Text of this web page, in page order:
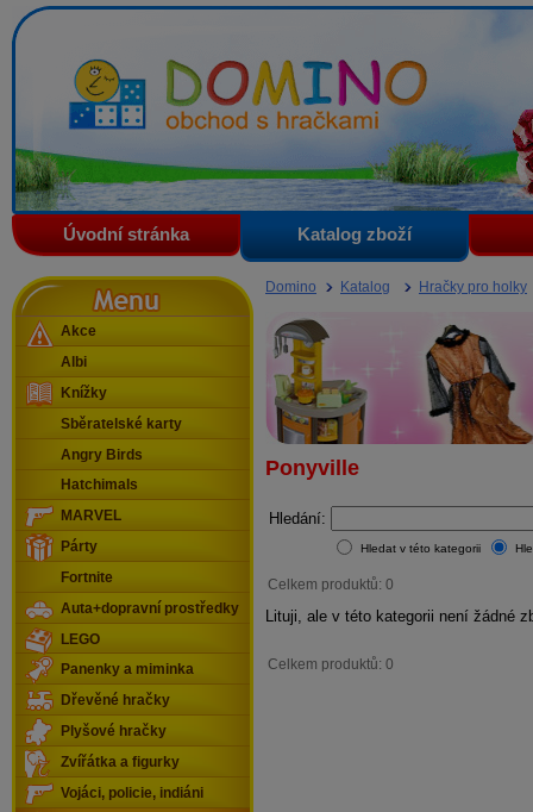
Domino - obchod s hračkami
Úvodní stránka Katalog zboží
Domino Katalog Hračky pro holky
Ponyville
Hledání:
Hledat v této kategorii
Celkem produktů: 0
Lituji, ale v této kategorii není žádné
Celkem produktů: 0
Menu
Akce
Albi
Knížky
Sběratelské karty
Angry Birds
Hatchimals
MARVEL
Párty
Fortnite
Auta+dopravní prostředky
LEGO
Panenky a miminka
Dřevěné hračky
Plyšové hračky
Zvířátka a figurky
Vojáci, policie, indiáni